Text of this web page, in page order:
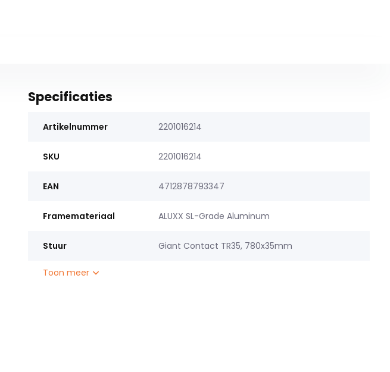
Specificaties
Artikelnummer 2201016214
SKU 2201016214
EAN 4712878793347
Framemateriaal ALUXX SL-Grade Aluminum
Stuur Giant Contact TR35, 780x35mm
Toon meer